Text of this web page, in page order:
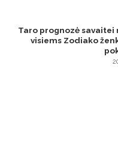
Taro prognozė savaitei
visiems Zodiako